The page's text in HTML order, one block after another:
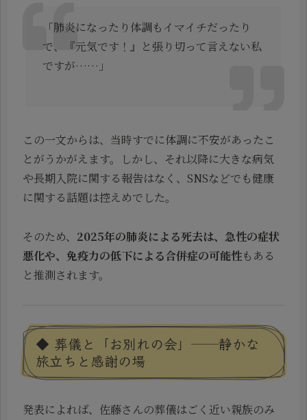
「肺炎になったり体調もイマイチだったり
で、『元気です！』と張り切って言えない私
ですが……」
この一文からは、当時すでに体調に不安があったこ
とがうかがえます。しかし、それ以降に大きな病気
や長期入院に関する報告はなく、SNSなどでも健康
に関する話題は控えめでした。
そのため、 2025年の肺炎による死去は、急性の症状
悪化や、免疫力の低下による合併症の可能性もある
と推測されます。
◆ 葬儀と「お別れの会」──静かな
旅立ちと感謝の場
発表によれば、佐藤さんの葬儀はごく近い親族のみ